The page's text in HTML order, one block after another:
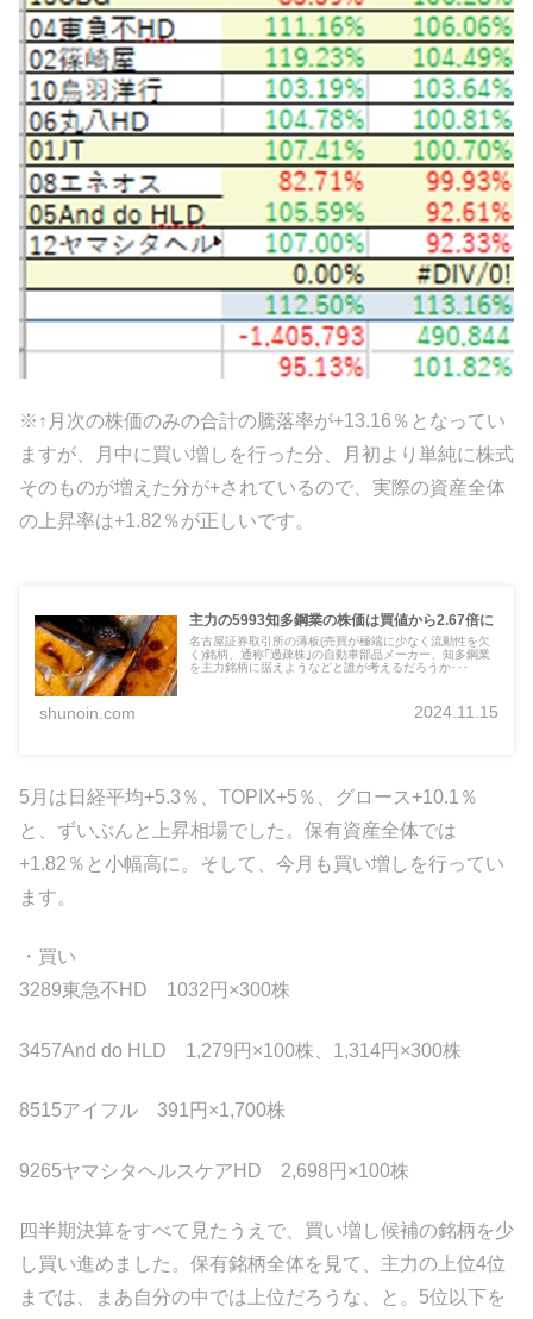
※↑月次の株価のみの合計の騰落率が+13.16％となってい
ますが、月中に買い増しを行った分、月初より単純に株式
そのものが増えた分が+されているので、実際の資産全体
の上昇率は+1.82％が正しいです。
主力の5993知多鋼業の株価は買値から2.67倍に
名古屋証券取引所の薄板(売買が極端に少なく流動性を欠
く)銘柄、通称｢過疎株｣の自動車部品メーカー、知多鋼業
を主力銘柄に据えようなどと誰が考えるだろうか･･･
shunoin.com 2024.11.15
5月は日経平均+5.3％、TOPIX+5％、グロース+10.1％
と、ずいぶんと上昇相場でした。保有資産全体では
+1.82％と小幅高に。そして、今月も買い増しを行ってい
ます。
・買い
3289東急不HD 1032円×300株
3457And do HLD 1,279円×100株、1,314円×300株
8515アイフル 391円×1,700株
9265ヤマシタヘルスケアHD 2,698円×100株
四半期決算をすべて見たうえで、買い増し候補の銘柄を少
し買い進めました。保有銘柄全体を見て、主力の上位4位
までは、まあ自分の中では上位だろうな、と。5位以下を